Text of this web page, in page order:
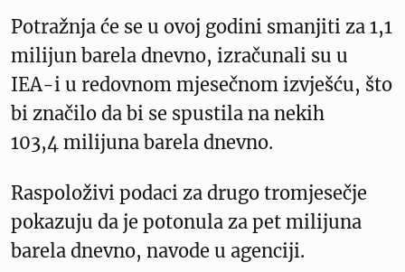
Potražnja će se u ovoj godini smanjiti za 1,1
milijun barela dnevno, izračunali su u
IEA-i u redovnom mjesečnom izvješću, što
bi značilo da bi se spustila na nekih
103,4 milijuna barela dnevno.
Raspoloživi podaci za drugo tromjesečje
pokazuju da je potonula za pet milijuna
barela dnevno, navode u agenciji.